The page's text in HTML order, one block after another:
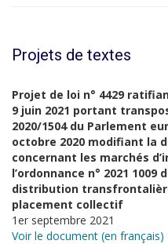
Projets de textes
Projet de loi n° 4429
9 juin 2021 portant
2020/1504 du Parlement
octobre 2020 modifiant la
concernant les marchés
l’ordonnance n° 2021
distribution
placement collectif
1er septembre 2021
Voir le document (en français)